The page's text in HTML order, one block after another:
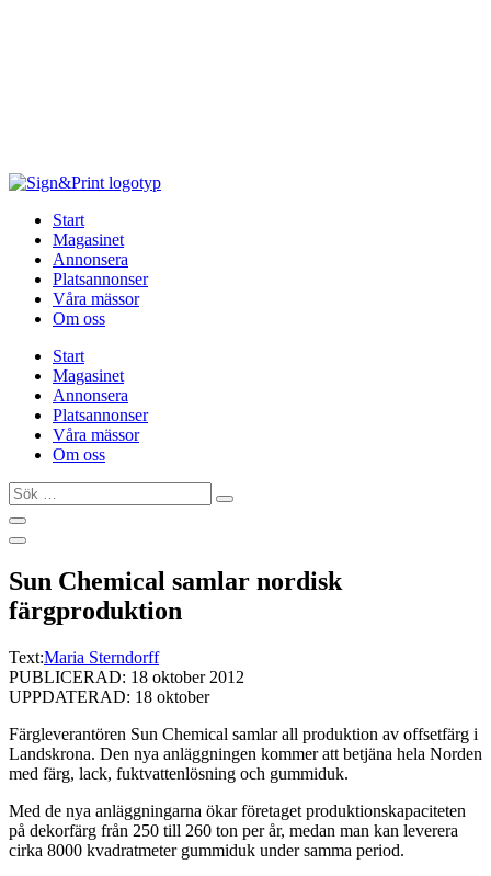
Start
Magasinet
Annonsera
Platsannonser
Våra mässor
Om oss
Start
Magasinet
Annonsera
Platsannonser
Våra mässor
Om oss
Sök
…
Sun Chemical samlar nordisk
färgproduktion
Text:Maria Sterndorff
PUBLICERAD: 18 oktober 2012
UPPDATERAD: 18 oktober
Färgleverantören Sun Chemical samlar all produktion av offsetfärg i
Landskrona. Den nya anläggningen kommer att betjäna hela Norden
med färg, lack, fuktvattenlösning och gummiduk.
Med de nya anläggningarna ökar företaget produktionskapaciteten
på dekorfärg från 250 till 260 ton per år, medan man kan leverera
cirka 8000 kvadratmeter gummiduk under samma period.